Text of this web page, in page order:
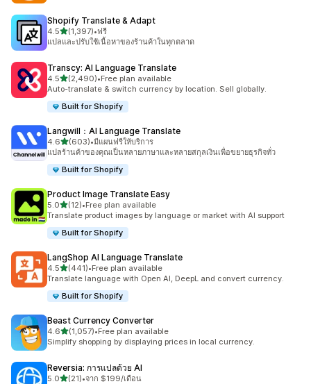
Shopify Translate & Adapt
4.5เต็ม 5 ดาว
(1,397)
ทั้งหมด 1397 รีวิว
•ฟรี
แปลและปรับใช้เนื้อหาของร้านค้าในทุกตลาด
Transcy: AI Language Translate
4.5เต็ม 5 ดาว
(2,490)
ทั้งหมด 2490 รีวิว
•Free plan available
Auto-translate & switch currency by location. Sell globally.
Built for Shopify
Langwill：AI Language Translate
4.6เต็ม 5 ดาว
(603)
ทั้งหมด 603 รีวิว
•มีแผนฟรีให้บริการ
แปลร้านค้าของคุณเป็นหลายภาษาและหลายสกุลเงินเพื่อขยายธุรกิจทั่ว
Built for Shopify
Product Image Translate Easy
5.0เต็ม 5 ดาว
(12)
ทั้งหมด 12 รีวิว
•Free plan available
Translate product images by language or market with AI support
Built for Shopify
LangShop AI Language Translate
4.5เต็ม 5 ดาว
(441)
ทั้งหมด 441 รีวิว
•Free plan available
Translate language with Open AI, DeepL and convert currency.
Built for Shopify
Beast Currency Converter
4.6เต็ม 5 ดาว
(1,057)
ทั้งหมด 1057 รีวิว
•Free plan available
Simplify shopping by displaying prices in local currency.
Reversia: การแปลด้วย AI
5.0เต็ม 5 ดาว
(21)•จาก $199/เดือน